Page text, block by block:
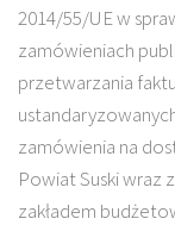
2014/55/UE w
zamówieniach
przetwarzania
zamówienia na
Powiat Suski wraz
zakładem